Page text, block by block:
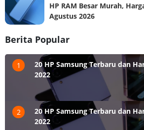
HP RAM Besar Murah,
Agustus 2026
Berita Popular
1
20 HP Samsung Terbaru dan
2022
2
20 HP Samsung Terbaru dan
2022